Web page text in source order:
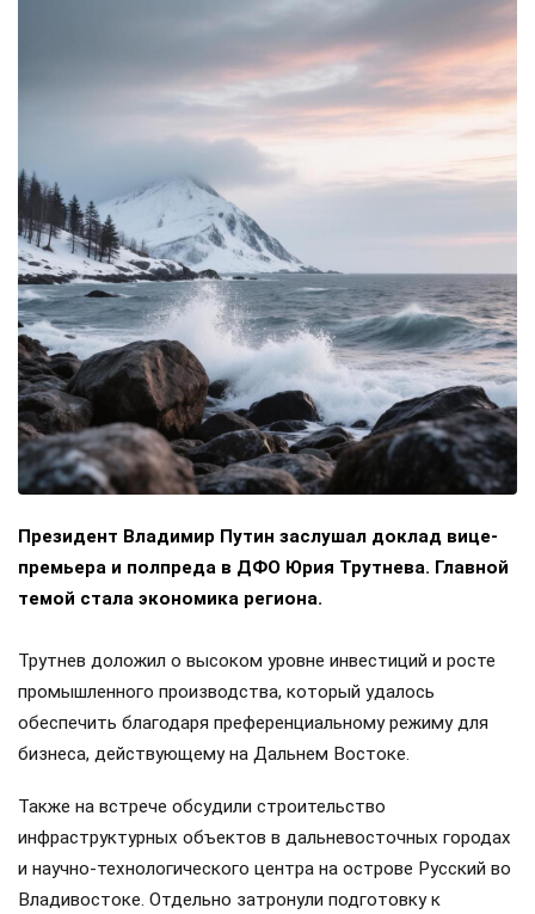
Президент Владимир Путин заслушал доклад вице-
премьера и полпреда в ДФО Юрия Трутнева. Главной
темой стала экономика региона.
Трутнев доложил о высоком уровне инвестиций и росте
промышленного производства, который удалось
обеспечить благодаря преференциальному режиму для
бизнеса, действующему на Дальнем Востоке.
Также на встрече обсудили строительство
инфраструктурных объектов в дальневосточных городах
и научно-технологического центра на острове Русский во
Владивостоке. Отдельно затронули подготовку к